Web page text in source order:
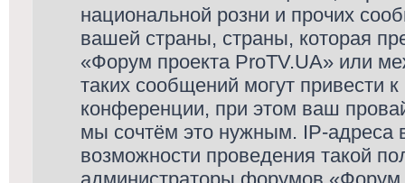
национальной розни и прочих
вашей страны, страны, которая
«Форум проекта ProTV.UA» или
таких сообщений могут
конференции, при этом ваш
мы сочтём это нужным. IP-адреса
возможности проведения такой